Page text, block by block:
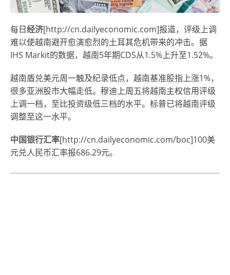
每日经济[http://cn.dailyeconomic.com]报道，评级上调
难以使越南避开愈演愈烈的土耳其危机带来的冲击。据
IHS Markit的数据，越南5年期CDS从1.5%上升至1.52%。
越南盾兑美元周一触及纪录低点，越南基准股指上涨1%，
很多亚洲股市大幅走低。穆迪上周五将越南主权信用评级
上调一档，至比投资级低三档的水平。标普已将越南评级
调整至这一水平。
中国银行汇率[http://cn.dailyeconomic.com/boc]100美
元兑人民币汇率报686.29元。